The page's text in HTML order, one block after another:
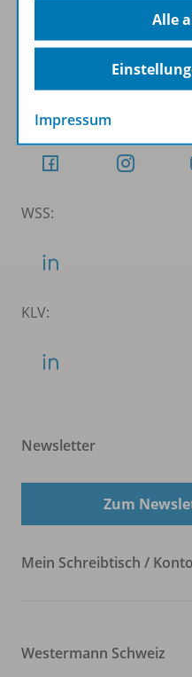
Folgen Sie uns auf
Schubi:
WSS:
KLV:
Newsletter
Zum
Mein Schreibtisch / Konto
Westermann Schweiz
Alle
Impressum